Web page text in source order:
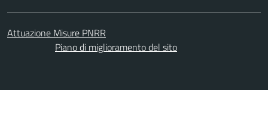
Attuazione Misure PNRR
Piano di miglioramento del sito